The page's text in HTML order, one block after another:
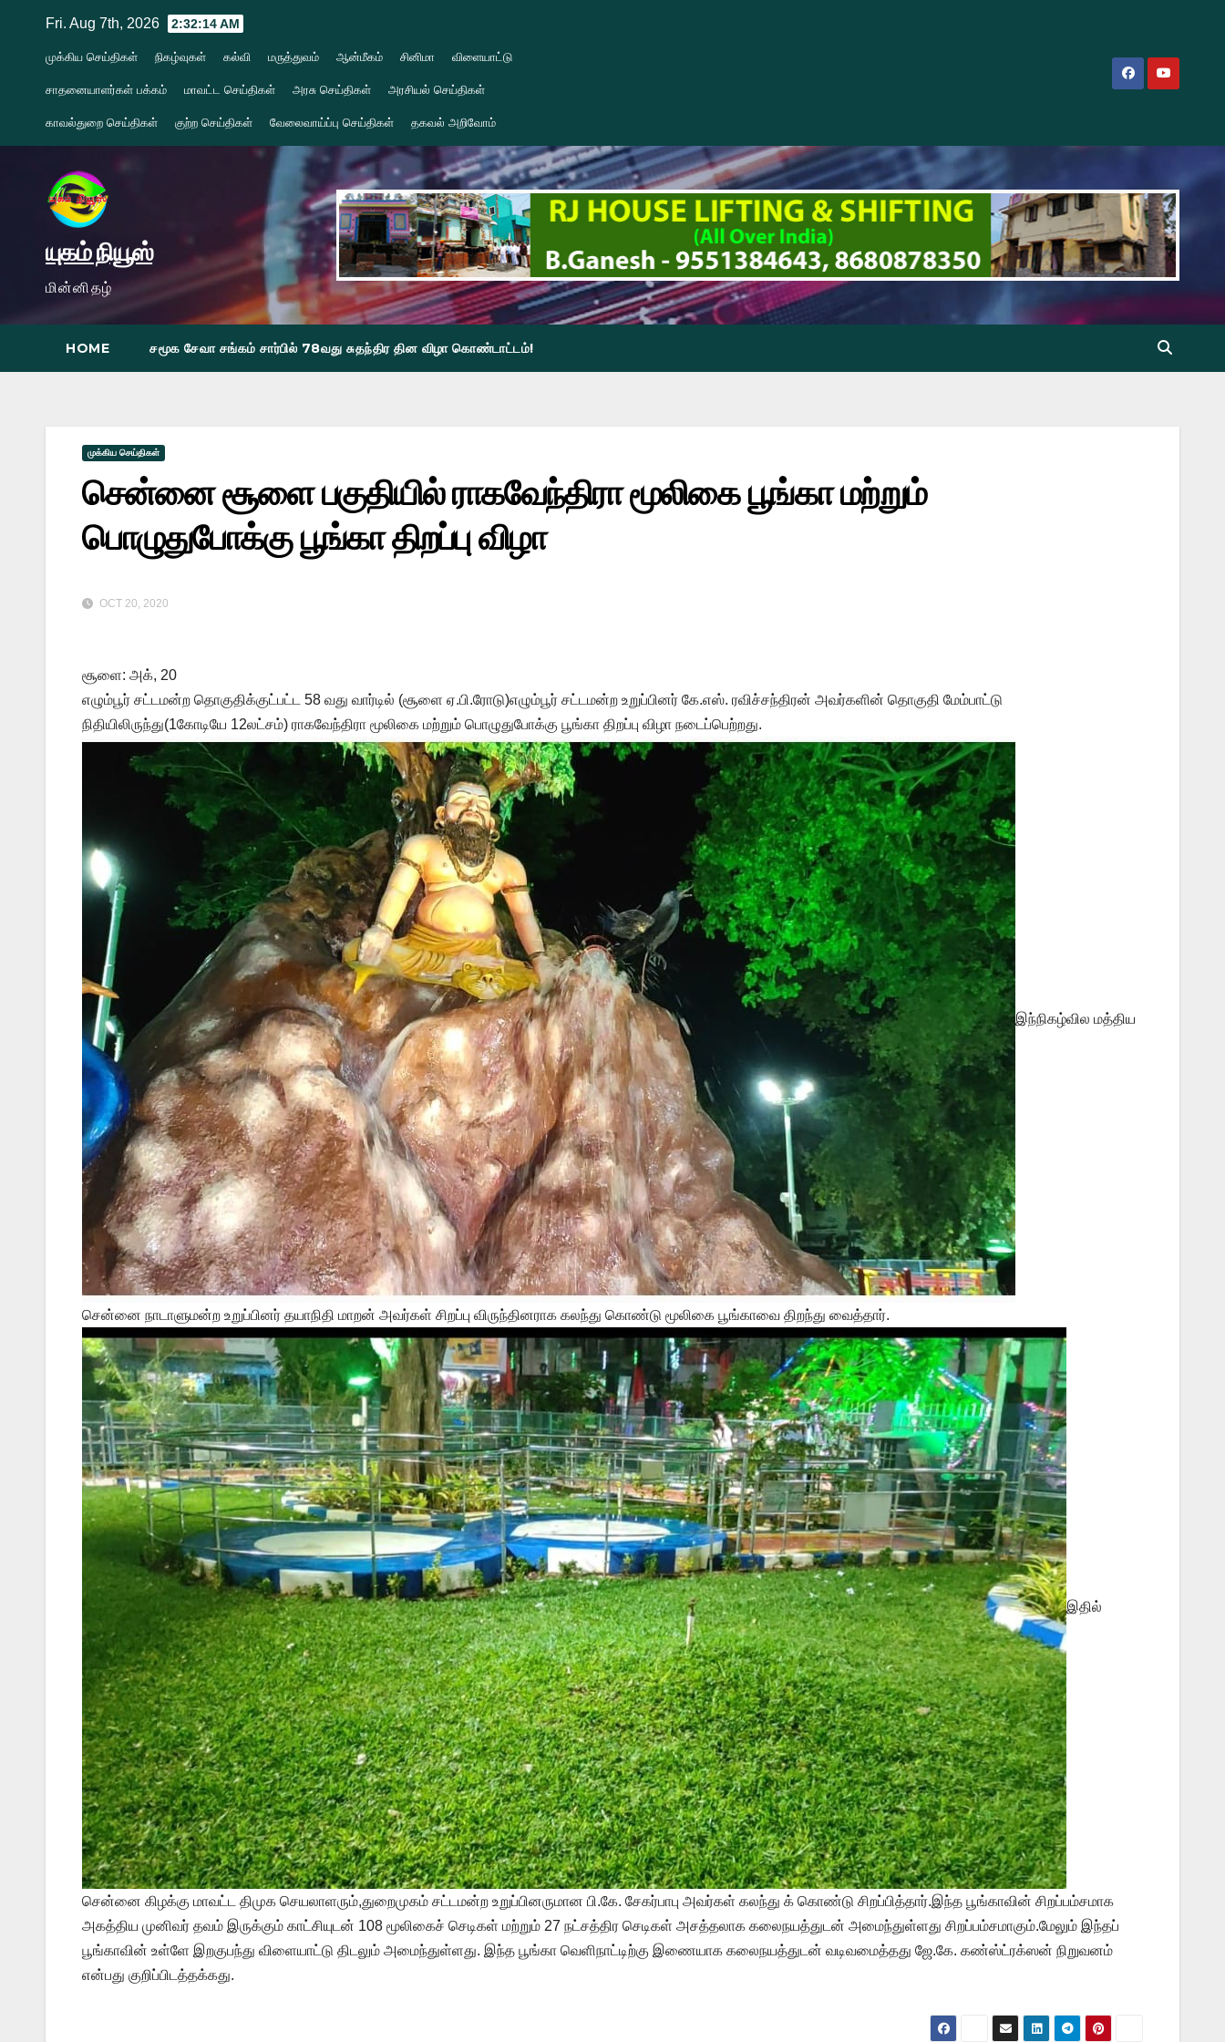
content
Fri. Aug 7th, 2026 2:32:16 AM
முக்கிய செய்திகள் நிகழ்வுகள் கல்வி மருத்துவம் ஆன்மீகம் சினிமா விளையாட்டு
சாதனையாளர்கள் பக்கம் மாவட்ட செய்திகள் அரசு செய்திகள் அரசியல் செய்திகள்
காவல்துறை செய்திகள் குற்ற செய்திகள் வேலைவாய்ப்பு செய்திகள் தகவல் அறிவோம்
யுகம் நியூஸ்
மின்னிதழ்
HOME சமூக சேவா சங்கம் சார்பில் 78வது சுதந்திர தின விழா கொண்டாட்டம்!
முக்கிய செய்திகள்
சென்னை சூளை பகுதியில் ராகவேந்திரா மூலிகை பூங்கா மற்றும்
பொழுதுபோக்கு பூங்கா திறப்பு விழா
OCT 20, 2020
சூளை: அக், 20
எழும்பூர் சட்டமன்ற தொகுதிக்குட்பட்ட 58 வது வார்டில் (சூளை ஏ.பி.ரோடு)எழும்பூர் சட்டமன்ற உறுப்பினர் கே.எஸ். ரவிச்சந்திரன் அவர்களின் தொகுதி மேம்பாட்டு
நிதியிலிருந்து(1கோடியே 12லட்சம்) ராகவேந்திரா மூலிகை மற்றும் பொழுதுபோக்கு பூங்கா திறப்பு விழா நடைப்பெற்றது.
இந்நிகழ்வில மத்திய
சென்னை நாடாளுமன்ற உறுப்பினர் தயாநிதி மாறன் அவர்கள் சிறப்பு விருந்தினராக கலந்து கொண்டு மூலிகை பூங்காவை திறந்து வைத்தார்.
இதில்
சென்னை கிழக்கு மாவட்ட திமுக செயலாளரும்,துறைமுகம் சட்டமன்ற உறுப்பினருமான பி.கே. சேகர்பாபு அவர்கள் கலந்து க் கொண்டு சிறப்பித்தார்.இந்த பூங்காவின் சிறப்பம்சமாக
அகத்திய முனிவர் தவம் இருக்கும் காட்சியுடன் 108 மூலிகைச் செடிகள் மற்றும் 27 நட்சத்திர செடிகள் அசத்தலாக கலைநயத்துடன் அமைந்துள்ளது சிறப்பம்சமாகும்.மேலும் இந்தப்
பூங்காவின் உள்ளே இறகுபந்து விளையாட்டு திடலும் அமைந்துள்ளது. இந்த பூங்கா வெளிநாட்டிற்கு இணையாக கலைநயத்துடன் வடிவமைத்தது ஜே.கே. கண்ஸ்ட்ரக்ஸன் நிறுவனம்
என்பது குறிப்பிடத்தக்கது.